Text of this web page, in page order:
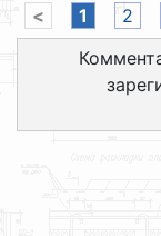
< 1 2